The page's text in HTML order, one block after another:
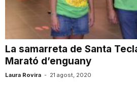
u
t
La samarreta de Santa
Marató d’enguany
Laura Rovira - 21 agost, 2020